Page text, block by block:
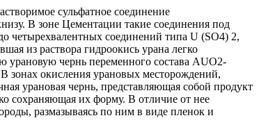
сульфатное соединение
В зоне Цементации такие соединения под
четырехвалентных соединений типа U (SO4) 2,
из раствора гидроокись урана легко
урановую чернь переменного состава AUO2-
зонах окисления урановых месторождений,
урановая чернь, представляющая собой продукт
сохраняющая их форму. В отличие от нее
размазываясь по ним в виде пленок и